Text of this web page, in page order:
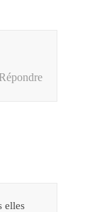
elles